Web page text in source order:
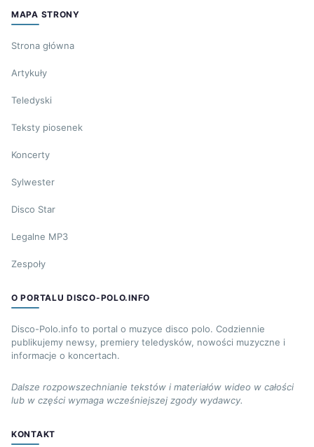
MAPA STRONY
Strona główna
Artykuły
Teledyski
Teksty piosenek
Koncerty
Sylwester
Disco Star
Legalne MP3
Zespoły
O PORTALU DISCO-POLO.INFO
Disco-Polo.info to portal o muzyce disco polo. Codziennie
publikujemy newsy, premiery teledysków, nowości muzyczne i
informacje o koncertach.
Dalsze rozpowszechnianie tekstów i materiałów wideo w całości
lub w części wymaga wcześniejszej zgody wydawcy.
KONTAKT